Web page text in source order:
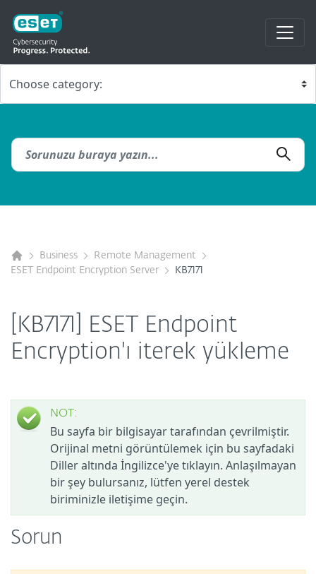
Business
Remote Management
ESET Endpoint Encryption Server
KB7171
[KB7171] ESET Endpoint
Encryption'ı iterek yükleme
NOT:
Bu sayfa bir bilgisayar tarafından çevrilmiştir.
Orijinal metni görüntülemek için bu sayfadaki
Diller altında İngilizce'ye tıklayın. Anlaşılmayan
bir şey bulursanız, lütfen yerel destek
biriminizle iletişime geçin.
Sorun